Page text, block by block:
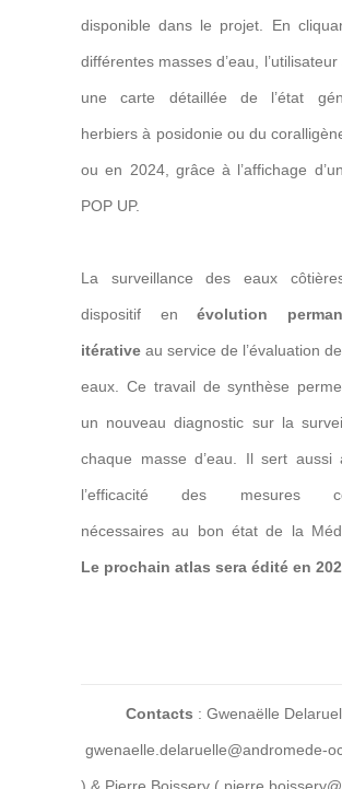
disponible dans le projet. En
différentes masses d’eau,
une carte détaillée de l’état
herbiers à posidonie ou du
ou en 2024, grâce à l’affichage
POP UP.
La surveillance des eaux
dispositif en évolution
itérative au service de l’évaluation
eaux. Ce travail de synthèse
un nouveau diagnostic sur la
chaque masse d’eau. Il sert aussi
l’efficacité des mesures
nécessaires au bon état de la
Le prochain atlas sera édité en
Contacts : Gwenaëlle
gwenaelle.delaruelle@andromede-